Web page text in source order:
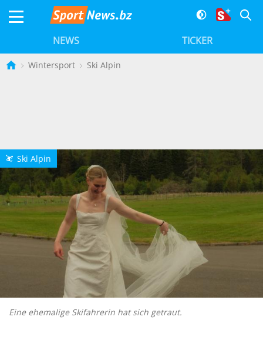
NEWS TICKER
Wintersport Ski Alpin
L Ski Alpin
Eine ehemalige Skifahrerin hat sich getraut.